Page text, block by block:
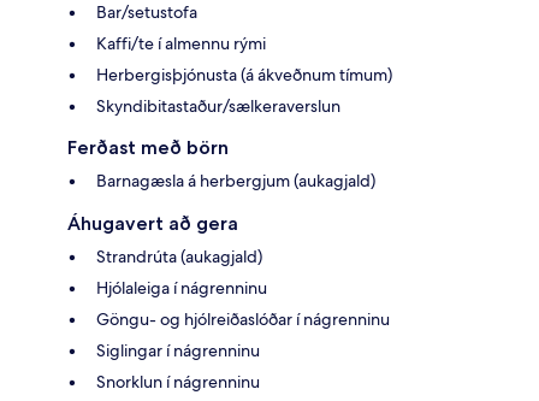
Bar/setustofa
Kaffi/te í almennu rými
Herbergisþjónusta (á ákveðnum tímum)
Skyndibitastaður/sælkeraverslun
Ferðast með börn
Barnagæsla á herbergjum (aukagjald)
Áhugavert að gera
Strandrúta (aukagjald)
Hjólaleiga í nágrenninu
Göngu- og hjólreiðaslóðar í nágrenninu
Siglingar í nágrenninu
Snorklun í nágrenninu